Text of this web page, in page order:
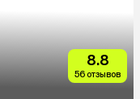
8.8
56 отзывов